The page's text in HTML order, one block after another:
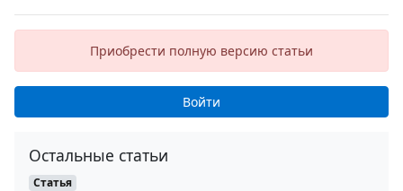
Приобрести полную версию статьи
Войти
Остальные статьи
Статья